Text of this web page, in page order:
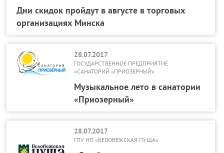
Дни скидок пройдут в августе в торговых
организациях Минска
28.07.2017
ГОСУДАРСТВЕННОЕ ПРЕДПРИЯТИЕ
«САНАТОРИЙ «ПРИОЗЕРНЫЙ»
Музыкальное лето в санатории
«Приозерный»
28.07.2017
ГПУ НП «БЕЛОВЕЖСКАЯ ПУЩА»